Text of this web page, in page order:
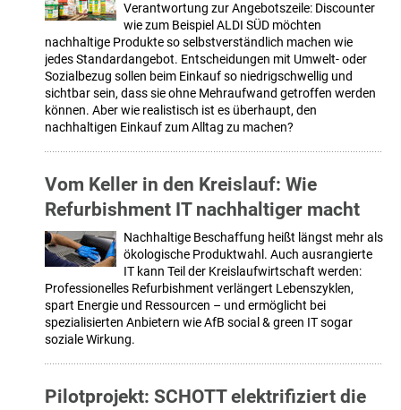
Verantwortung zur Angebotszeile: Discounter
wie zum Beispiel ALDI SÜD möchten
nachhaltige Produkte so selbstverständlich machen wie
jedes Standardangebot. Entscheidungen mit Umwelt- oder
Sozialbezug sollen beim Einkauf so niedrigschwellig und
sichtbar sein, dass sie ohne Mehraufwand getroffen werden
können. Aber wie realistisch ist es überhaupt, den
nachhaltigen Einkauf zum Alltag zu machen?
Vom Keller in den Kreislauf: Wie
Refurbishment IT nachhaltiger macht
Nachhaltige Beschaffung heißt längst mehr als
ökologische Produktwahl. Auch ausrangierte
IT kann Teil der Kreislaufwirtschaft werden:
Professionelles Refurbishment verlängert Lebenszyklen,
spart Energie und Ressourcen – und ermöglicht bei
spezialisierten Anbietern wie AfB social & green IT sogar
soziale Wirkung.
Pilotprojekt: SCHOTT elektrifiziert die